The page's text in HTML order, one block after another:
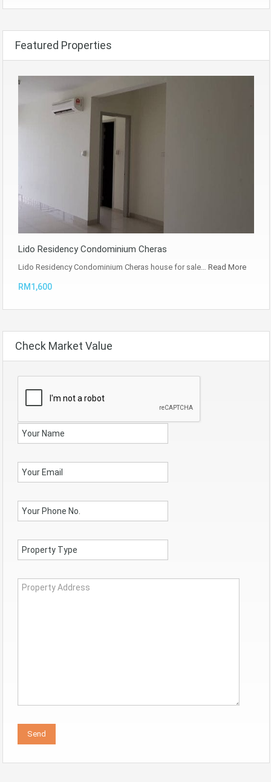
Featured Properties
Lido Residency Condominium Cheras
Lido Residency Condominium Cheras house for sale… Read More
RM1,600
Check Market Value